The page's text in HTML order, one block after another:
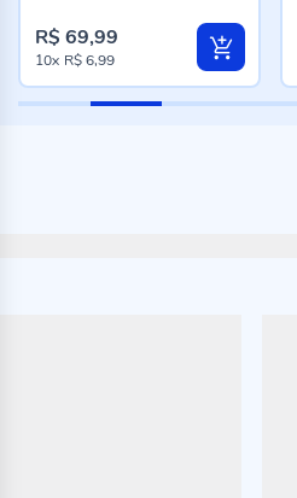
R$ 69,99
10x R$ 6,99